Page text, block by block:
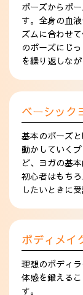
ポーズからポ
す。全身の血
ズムに合わせ
のポーズにじ
を繰り返しな
ベーシック
基本のポーズ
動かしていく
ど、ヨガの基
初心者はもち
したいときに
ボディメイ
理想のボディ
体感を鍛える
す。